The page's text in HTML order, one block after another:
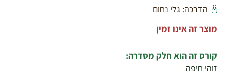
הדרכה: גלי נחום
מוצר זה אינו זמין
קורס זה הוא חלק מסדרה:
זוהי חיפה